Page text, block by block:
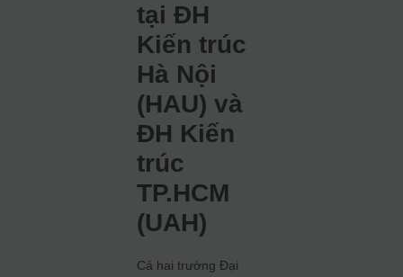
tại ĐH
Kiến trúc
Hà Nội
(HAU) và
ĐH Kiến
trúc
TP.HCM
(UAH)
Cả hai trường Đại